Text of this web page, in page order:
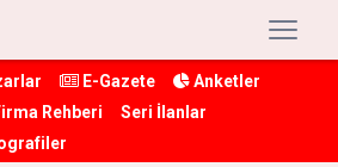
E-Gazete
Anketler
Rehberi
Seri İlanlar